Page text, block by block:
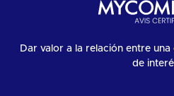
Dar valor a la relación entre
de